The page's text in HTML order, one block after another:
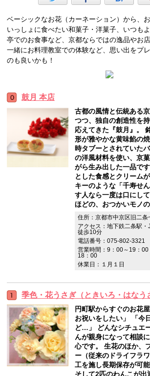
ベーシックなお花（カーネーション）から、
いっしょに食べたい和菓子・洋菓子、いつも
亭でのお食事など、京都ならではの逸品やお
一緒にお料理教室での体験など、思い出をプ
のも良いかも！
鼓月 本店
古都の風情と伝統ある
つつ、独自の創造性を
応えてきた『鼓月』。
形が雅やかな黄味餡の
時タブーとされていた
の洋風材料を使い、京
がら生み出した一品で
とした食感とクリーム
キーのような「千寿せ
す人なら一度は口にし
ほどの、おつかいモノの
住所：京都市中京区旧二条
アクセス：地下鉄二条駅
徒歩10分
電話番号：075-802-3321
営業時間：9：00～19：00
18：00
休業日：１月１日
季色・花うさぎ（ときいろ・はなう
円町駅からすぐのお花
お祝いをしたい」 「今
ど…」 どんなシチュエ
んが親身になって相談
心です。 生花のほか、
ー（従来のドライフラ
工を施し長期保存が可
そして2匹のわんこが出